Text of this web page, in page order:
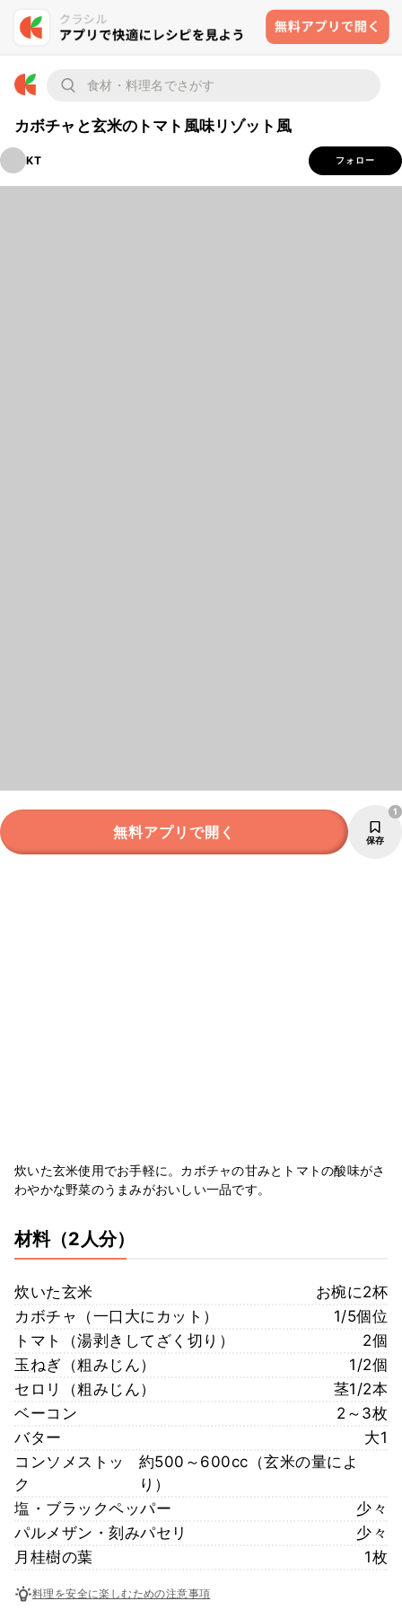
カボチャと玄米のトマト風味リゾット風
KT フォロー
無料アプリで開く 保存
1
炊いた玄米使用でお手軽に。カボチャの甘みとトマトの酸味がさ
わやかな野菜のうまみがおいしい一品です。
材料（2人分）
炊いた玄米
お椀に2杯
カボチャ（一口大にカット）
1/5個位
トマト（湯剥きしてざく切り）
2個
玉ねぎ（粗みじん）
1/2個
セロリ（粗みじん）
茎1/2本
ベーコン
2～3枚
バター
大1
コンソメストッ
ク
約500～600cc（玄米の量によ
り）
塩・ブラックペッパー
少々
パルメザン・刻みパセリ
少々
月桂樹の葉
1枚
料理を安全に楽しむための注意事項